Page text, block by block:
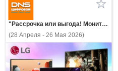
"Рассрочка или выгода! Мониторы LG"
(28 Апреля - 26 Мая 2026)